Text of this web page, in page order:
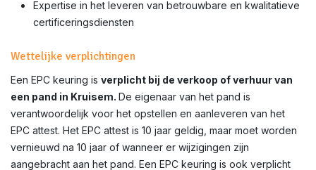
Expertise in het leveren van betrouwbare en kwalitatieve
certificeringsdiensten
Wettelijke verplichtingen
Een EPC keuring is verplicht bij de verkoop of verhuur van
een pand in Kruisem. De eigenaar van het pand is
verantwoordelijk voor het opstellen en aanleveren van het
EPC attest. Het EPC attest is 10 jaar geldig, maar moet worden
vernieuwd na 10 jaar of wanneer er wijzigingen zijn
aangebracht aan het pand. Een EPC keuring is ook verplicht